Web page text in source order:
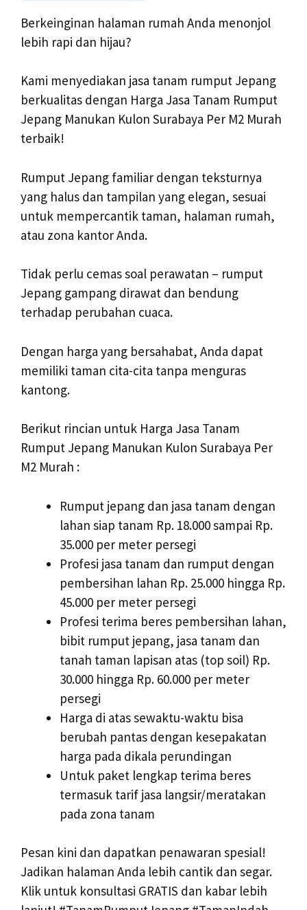
Berkeinginan halaman rumah Anda menonjol
lebih rapi dan hijau?
Kami menyediakan jasa tanam rumput Jepang
berkualitas dengan Harga Jasa Tanam Rumput
Jepang Manukan Kulon Surabaya Per M2 Murah
terbaik!
Rumput Jepang familiar dengan teksturnya
yang halus dan tampilan yang elegan, sesuai
untuk mempercantik taman, halaman rumah,
atau zona kantor Anda.
Tidak perlu cemas soal perawatan – rumput
Jepang gampang dirawat dan bendung
terhadap perubahan cuaca.
Dengan harga yang bersahabat, Anda dapat
memiliki taman cita-cita tanpa menguras
kantong.
Berikut rincian untuk Harga Jasa Tanam
Rumput Jepang Manukan Kulon Surabaya Per
M2 Murah :
Rumput jepang dan jasa tanam dengan
lahan siap tanam Rp. 18.000 sampai Rp.
35.000 per meter persegi
Profesi jasa tanam dan rumput dengan
pembersihan lahan Rp. 25.000 hingga Rp.
45.000 per meter persegi
Profesi terima beres pembersihan lahan,
bibit rumput jepang, jasa tanam dan
tanah taman lapisan atas (top soil) Rp.
30.000 hingga Rp. 60.000 per meter
persegi
Harga di atas sewaktu-waktu bisa
berubah pantas dengan kesepakatan
harga pada dikala perundingan
Untuk paket lengkap terima beres
termasuk tarif jasa langsir/meratakan
pada zona tanam
Pesan kini dan dapatkan penawaran spesial!
Jadikan halaman Anda lebih cantik dan segar.
Klik untuk konsultasi GRATIS dan kabar lebih